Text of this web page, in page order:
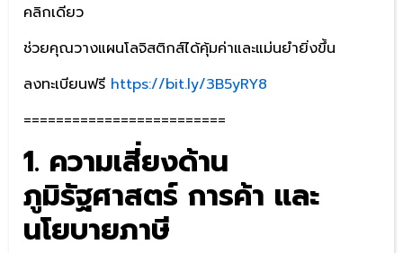
คลิกเดียว
ช่วยคุณวางแผนโลจิสติกส์ได้คุ้มค่าและแม่นยำยิ่งขึ้น
ลงทะเบียนฟรี https://bit.ly/3B5yRY8
=========================
1. ความเสี่ยงด้าน
ภูมิรัฐศาสตร์ การค้า และ
นโยบายภาษี